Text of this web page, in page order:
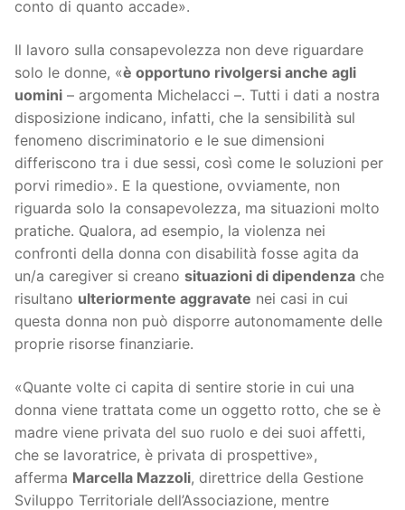
conto di quanto accade».
Il lavoro sulla consapevolezza non deve riguardare
solo le donne, «è opportuno rivolgersi anche agli
uomini – argomenta Michelacci –. Tutti i dati a nostra
disposizione indicano, infatti, che la sensibilità sul
fenomeno discriminatorio e le sue dimensioni
differiscono tra i due sessi, così come le soluzioni per
porvi rimedio». E la questione, ovviamente, non
riguarda solo la consapevolezza, ma situazioni molto
pratiche. Qualora, ad esempio, la violenza nei
confronti della donna con disabilità fosse agita da
un/a caregiver si creano situazioni di dipendenza che
risultano ulteriormente aggravate nei casi in cui
questa donna non può disporre autonomamente delle
proprie risorse finanziarie.
«Quante volte ci capita di sentire storie in cui una
donna viene trattata come un oggetto rotto, che se è
madre viene privata del suo ruolo e dei suoi affetti,
che se lavoratrice, è privata di prospettive»,
afferma Marcella Mazzoli, direttrice della Gestione
Sviluppo Territoriale dell’Associazione, mentre